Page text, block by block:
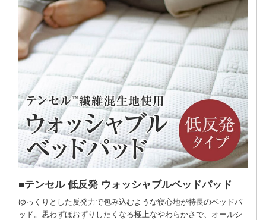
テンセル 低反発 ウォッシャブルベッドパッド
ゆっくりとした反発力で包み込むような寝心地が特長のベッドパ
ッド。思わずほおずりしたくなる極上なやわらかさで、オールシ